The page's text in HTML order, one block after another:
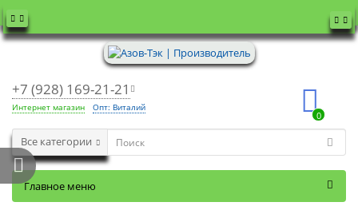
+7 (928) 169-21-21
Интернет магазин Опт: Виталий
0
Все категории
Главное меню